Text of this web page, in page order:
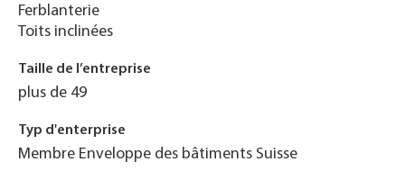
Ferblanterie
Toits inclinées
Taille de l’entreprise
plus de 49
Typ d'enterprise
Membre Enveloppe des bâtiments Suisse